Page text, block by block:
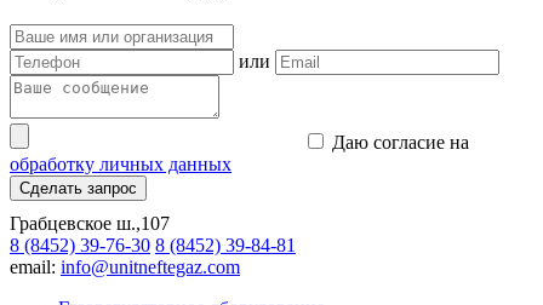
или
Даю согласие на
обработку личных данных
Сделать запрос
Грабцевское ш.,107
8 (8452) 39-76-30 8 (8452) 39-84-81
email: info@unitneftegaz.com